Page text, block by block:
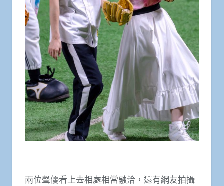
兩位聲優看上去相處相當融洽，還有網友拍攝